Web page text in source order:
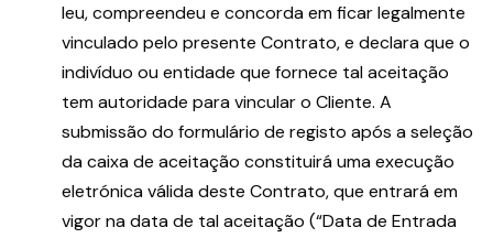
leu, compreendeu e concorda em ficar legalmente
vinculado pelo presente Contrato, e declara que o
indivíduo ou entidade que fornece tal aceitação
tem autoridade para vincular o Cliente. A
submissão do formulário de registo após a seleção
da caixa de aceitação constituirá uma execução
eletrónica válida deste Contrato, que entrará em
vigor na data de tal aceitação (“Data de Entrada